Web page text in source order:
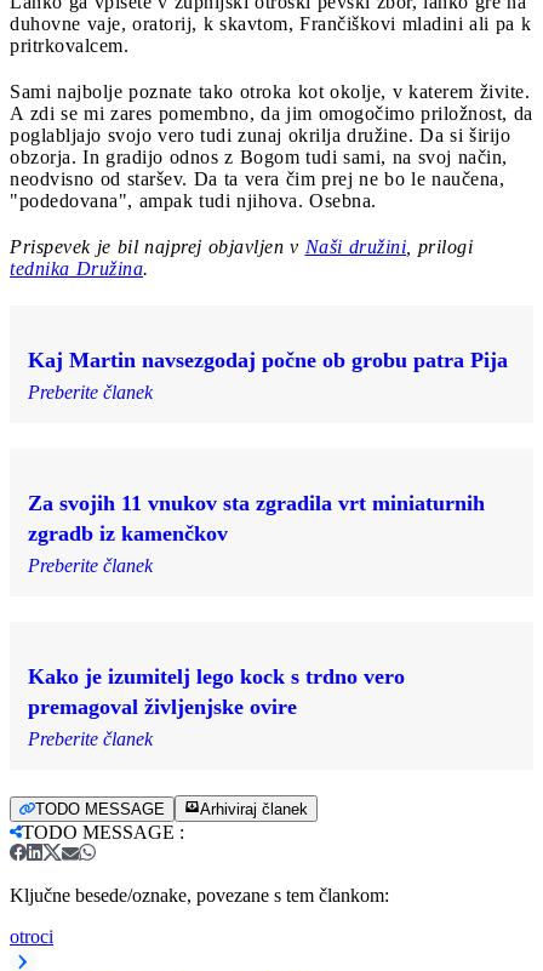
duhovne vaje, oratorij, k skavtom, Frančiškovi mladini ali pa k
pritrkovalcem.
Sami najbolje poznate tako otroka kot okolje, v katerem živite.
A zdi se mi zares pomembno, da jim omogočimo priložnost, da
poglabljajo svojo vero tudi zunaj okrilja družine. Da si širijo
obzorja. In gradijo odnos z Bogom tudi sami, na svoj način,
neodvisno od staršev. Da ta vera čim prej ne bo le naučena,
"podedovana", ampak tudi njihova. Osebna.
Prispevek je bil najprej objavljen v Naši družini , prilogi
tednika Družina.
Kaj Martin navsezgodaj počne ob grobu patra Pija
Preberite članek
Za svojih 11 vnukov sta zgradila vrt miniaturnih
zgradb iz kamenčkov
Preberite članek
Kako je izumitelj lego kock s trdno vero
premagoval življenjske ovire
Preberite članek
TODO MESSAGE Arhiviraj članek
TODO MESSAGE :
Ključne besede/oznake, povezane s tem člankom:
otroci